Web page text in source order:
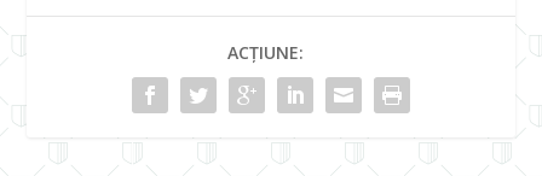
ACȚIUNE: